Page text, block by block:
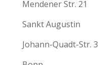
Mendener Str. 21
Sankt Augustin
Johann-Quadt-Str. 3